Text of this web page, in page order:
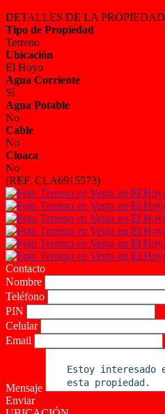
DETALLES DE LA PROPIEDAD
Tipo de Propiedad
Terreno
Ubicación
El Hoyo
Agua Corriente
Sí
Agua Potable
No
Cable
No
Cloaca
No
(REF. CLA6915573)
Contacto
Nombre
Teléfono
PIN
Celular
Email
Mensaje
Enviar